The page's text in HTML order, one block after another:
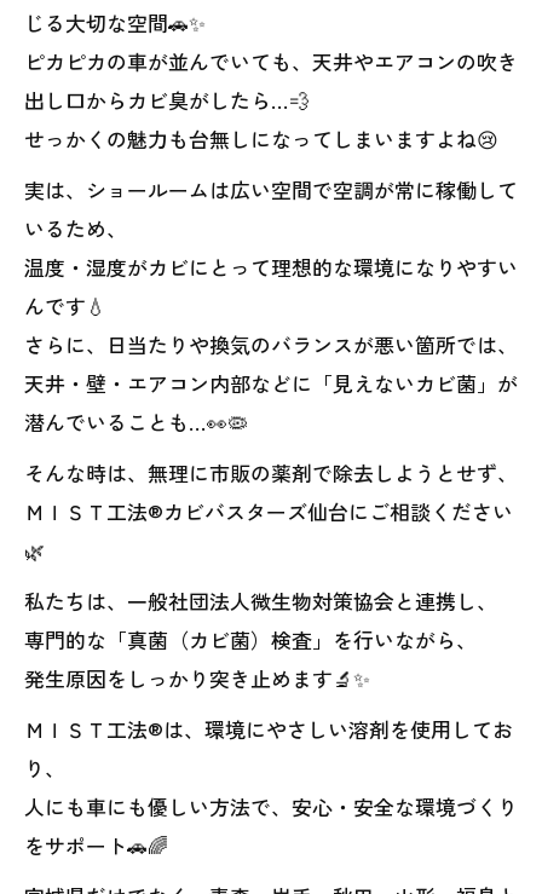
じる大切な空間🚗✨
ピカピカの車が並んでいても、天井やエアコンの吹き
出し口からカビ臭がしたら…💨
せっかくの魅力も台無しになってしまいますよね😢
実は、ショールームは広い空間で空調が常に稼働して
いるため、
温度・湿度がカビにとって理想的な環境になりやすい
んです💧
さらに、日当たりや換気のバランスが悪い箇所では、
天井・壁・エアコン内部などに「見えないカビ菌」が
潜んでいることも…👀🦠
そんな時は、無理に市販の薬剤で除去しようとせず、
ＭＩＳＴ工法®カビバスターズ仙台にご相談ください
🌿
私たちは、一般社団法人微生物対策協会と連携し、
専門的な「真菌（カビ菌）検査」を行いながら、
発生原因をしっかり突き止めます🔬✨
ＭＩＳＴ工法®は、環境にやさしい溶剤を使用してお
り、
人にも車にも優しい方法で、安心・安全な環境づくり
をサポート🚗🌈